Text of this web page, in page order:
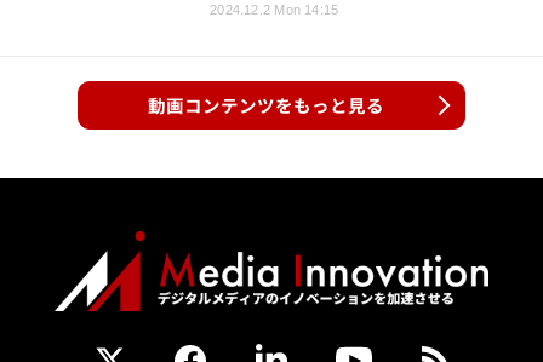
2024.12.2 Mon 14:15
動画コンテンツをもっと見る